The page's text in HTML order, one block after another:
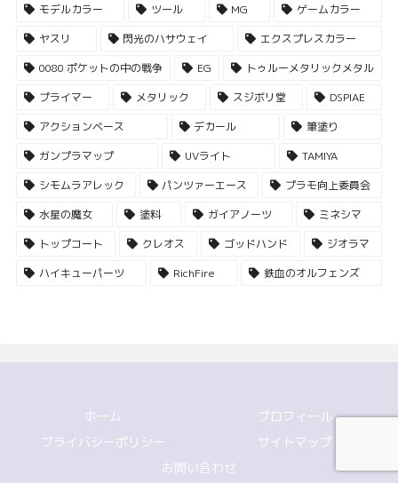
モデルカラー
ツール MG
ゲームカラー
ヤスリ
閃光のハサウェイ
エクスプレスカラー
0080 ポケットの中の戦争
EG
トゥルーメタリックメタル
プライマー
メタリック スジボリ堂
DSPIAE
アクションベース
デカール
筆塗り
ガンプラマップ
UVライト
TAMIYA
シモムラアレック
パンツァーエース
プラモ向上委員会
水星の魔女
塗料 ガイアノーツ
ミネシマ
トップコート
クレオス ゴッドハンド
ジオラマ
ハイキューパーツ
RichFire 鉄血のオルフェンズ
ホーム
プロフィール
プライバシーポリシー
サイトマップ
お問い合わせ